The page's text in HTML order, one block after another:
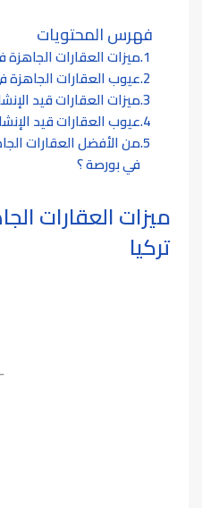
فهرس المحتويات
ميزات العقارات الجاهزة
عيوب العقارات الجاهزة
ميزات العقارات قيد
عيوب العقارات قيد
من الأفضل العقارات
في بورصة ؟
ميزاتالعقارات
تركيا